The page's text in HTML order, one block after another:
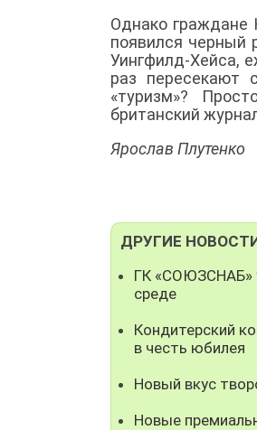
Однако граждане
появился черный
Уингфилд-Хейса,
раз пересекают
«туризм»?
британский
Ярослав Плутенко
ДРУГИЕ
ГК «СОЮЗСНАБ»
среде
Кондитерский
в честь юбилея
Новый вкус
Новые